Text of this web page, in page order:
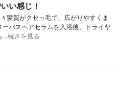
い感じ！
髪質がクセっ毛で、広がりやすくま
バスヘアセラムを入浴後、ドライヤ
…続きを見る